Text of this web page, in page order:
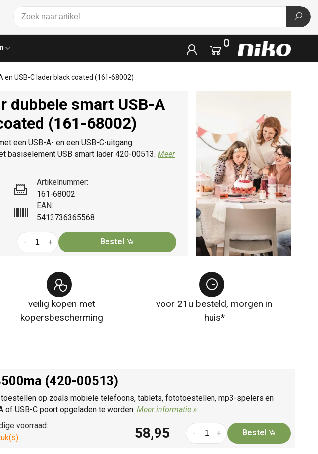
0
en USB-C lader black coated (161-68002)
dubbele smart USB-A
(161-68002)
een USB-A- en een USB-C-uitgang.
basiselement USB smart lader 420-00513.Meer
Artikelnummer:
161-68002
EAN:
5413736365568
+
- Bestel
veilig kopen met
kopersbescherming
voor 21u besteld, morgen in
huis*
(420-00513)
op zoals mobiele telefoons, tablets, fototoestellen, mp3-spelers en
of USB-C poort opgeladen te worden. Meer informatie »
voorraad:
58,95 +
- Bestel